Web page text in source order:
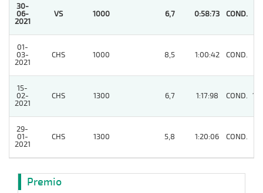
30-
06-
2021
VS 1000 6,7 0:58:73 COND.
01-
03-
2021
CHS 1000 8,5 1:00:42 COND.
15-
02-
2021
CHS 1300 6,7 1:17:98 COND. 10
29-
01-
2021
CHS 1300 5,8 1:20:06 COND.
Premio